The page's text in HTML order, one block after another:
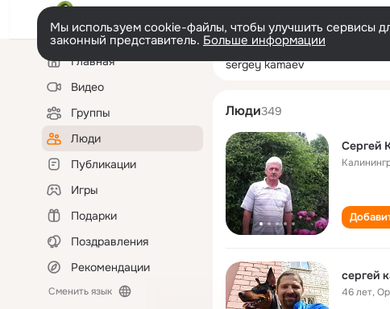
Мы используем cookie-файлы, чтобы улучшить сервисы
законный представитель. Больше информации
Левая
колонкаГлавная
Видео
Группы
Люди
Публикации
Игры
Подарки
Поздравления
Рекомендации
Сменить язык
sergey kamaev
Люди349
Сергей
сергей
46 лет,